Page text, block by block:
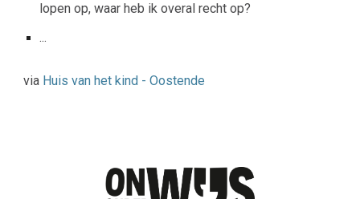
lopen op, waar heb ik overal recht op?
...
via Huis van het kind - Oostende